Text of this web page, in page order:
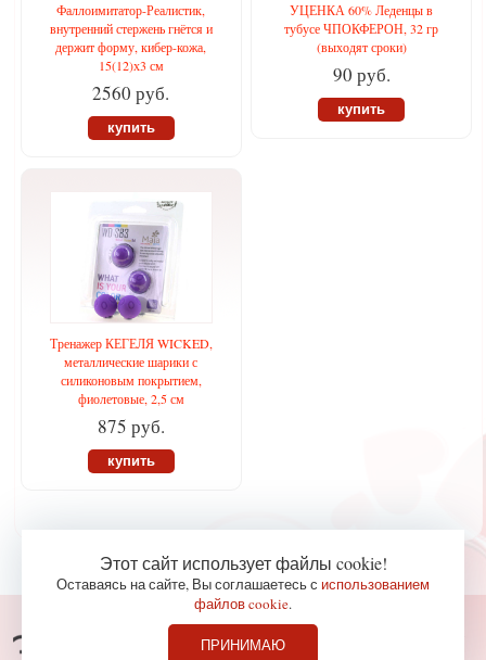
Фаллоимитатор-Реалистик,
внутренний стержень гнётся и
держит форму, кибер-кожа,
15(12)х3 см
2560 руб.
купить
УЦЕНКА 60% Леденцы в
тубусе ЧПОКФЕРОН, 32 гр
(выходят сроки)
90 руб.
купить
Тренажер КЕГЕЛЯ WICKED,
металлические шарики с
силиконовым покрытием,
фиолетовые, 2,5 см
875 руб.
купить
Консультации по телефону
Этот сайт использует файлы cookie!
Оставаясь на сайте, Вы соглашаетесь с использованием
файлов cookie.
ПРИНИМАЮ